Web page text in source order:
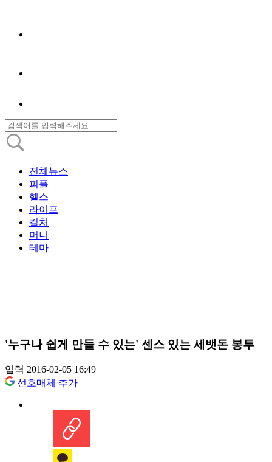
전체뉴스
피플
헬스
라이프
컬처
머니
테마
'누구나 쉽게 만들 수 있는' 센스 있는 세뱃돈 봉투
입력 2016-02-05 16:49
선호매체 추가